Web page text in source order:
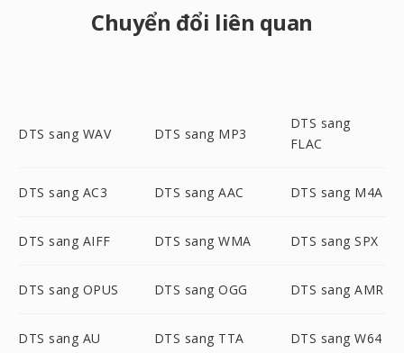
Chuyển đổi liên quan
DTS sang WAV DTS sang MP3
DTS sang
FLAC
DTS sang AC3 DTS sang AAC DTS sang M4A
DTS sang AIFF DTS sang WMA DTS sang SPX
DTS sang OPUS DTS sang OGG DTS sang AMR
DTS sang AU DTS sang TTA DTS sang W64